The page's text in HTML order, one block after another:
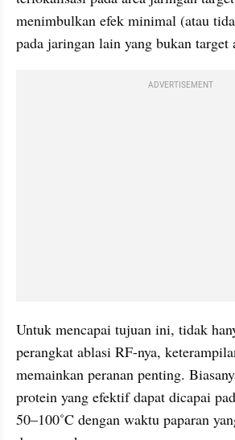
menimbulkan efek minimal (atau
pada jaringan lain yang bukan target
ADVERTISEMENT
Untuk mencapai tujuan ini, tidak
perangkat ablasi RF-nya,
memainkan peranan penting.
protein yang efektif dapat dicapai
50–100˚C dengan waktu paparan